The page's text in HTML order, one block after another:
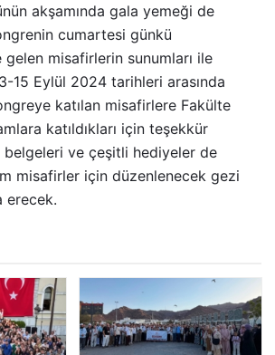
akşamında gala yemeği de
cumartesi günkü
gelen misafirlerin sunumları ile
15 Eylül 2024 tarihleri arasında
katılan misafirlere Fakülte
katıldıkları için teşekkür
belgeleri ve çeşitli hediyeler de
misafirler için düzenlenecek gezi
erecek.